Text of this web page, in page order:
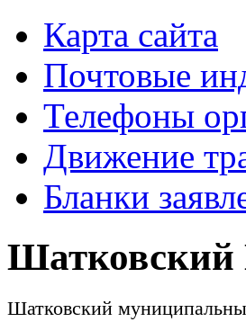
Карта сайта
Почтовые
Телефоны
Движение
Бланки
Шатковский
Шатковский